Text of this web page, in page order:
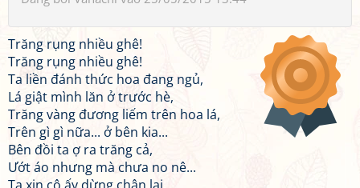
Trăng rụng nhiều ghê!
Trăng rụng nhiều ghê!
Ta liền đánh thức hoa đang ngủ,
Lá giật mình lăn ở trước hè,
Trăng vàng đương liếm trên hoa lá,
Trên gì gì nữa... ở bên kia...
Bên đồi ta ợ ra trăng cả,
Ướt áo nhưng mà chưa no nê...